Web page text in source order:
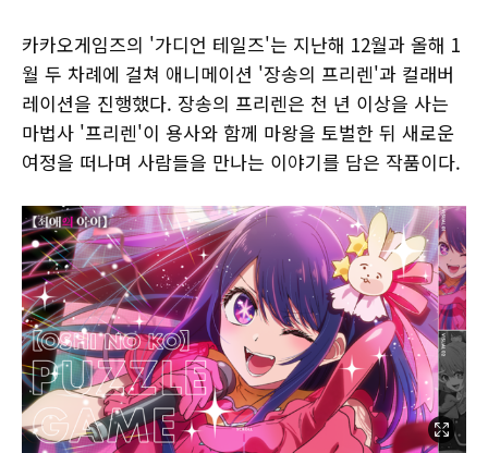
카카오게임즈의 '가디언 테일즈'는 지난해 12월과 올해 1
월 두 차례에 걸쳐 애니메이션 '장송의 프리렌'과 컬래버
레이션을 진행했다. 장송의 프리렌은 천 년 이상을 사는
마법사 '프리렌'이 용사와 함께 마왕을 토벌한 뒤 새로운
여정을 떠나며 사람들을 만나는 이야기를 담은 작품이다.